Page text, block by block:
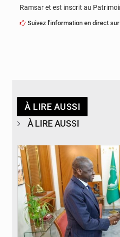
Ramsar et est inscrit au
Suivez l'information en direct
À LIRE AUSSI
À LIRE AUSSI